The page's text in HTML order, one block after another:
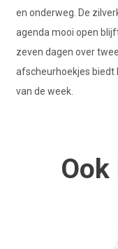
en onderweg. De
agenda mooi open
zeven dagen over
afscheurhoekjes biedt
van de week.
Ook